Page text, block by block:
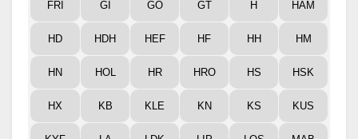
FRI GI GÖ GT H HAM
HD HDH HEF HF HH HM
HN HOL HR HRO HS HSK
HX KB KLE KN KS KUS